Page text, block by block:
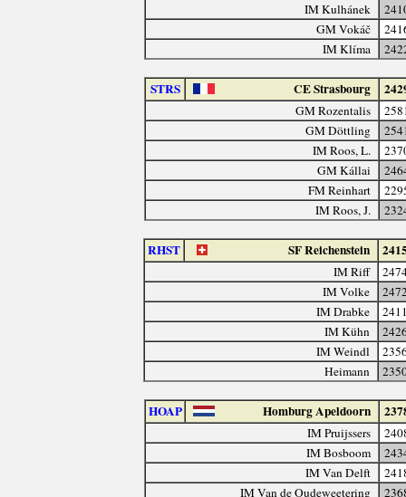
IM Kulhánek
GM Vokáč
IM Klíma
STRS CE Strasbourg
GM Rozentalis
GM Döttling
IM Roos, L.
GM Kállai
FM Reinhart
IM Roos, J.
RHST SF Reichenstein
IM Riff
IM Volke
IM Drabke
IM Kühn
IM Weindl
Heimann
HOAP Homburg Apeldoorn
IM Pruijssers
IM Bosboom
IM Van Delft
IM Van de Oudeweetering